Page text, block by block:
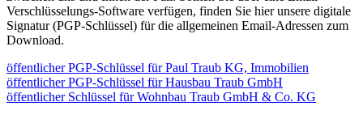
Verschlüsselungs-Software verfügen, finden Sie hier unsere digitale
Signatur (PGP-Schlüssel) für die allgemeinen Email-Adressen zum
Download.
öffentlicher PGP-Schlüssel für Paul Traub KG, Immobilien
öffentlicher PGP-Schlüssel für Hausbau Traub GmbH
öffentlicher Schlüssel für Wohnbau Traub GmbH & Co. KG